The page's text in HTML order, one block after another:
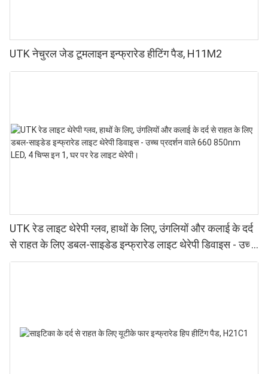
UTK नेचुरल जेड टूमलाइन इन्फ्रारेड हीटिंग पैड, H11M2
UTK रेड लाइट थेरेपी ग्लव, हाथों के लिए, उंगलियों और कलाई के दर्द
से राहत के लिए डबल-साइडेड इन्फ्रारेड लाइट थेरेपी डिवाइस - उच्च
प्रदर्शन वाले 660 850nm LED, 4 चिप्स इन 1, घर पर रेड लाइट